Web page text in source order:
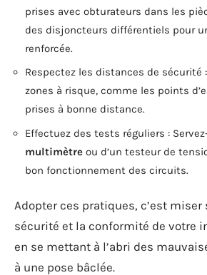
prises avec obturateurs dans les
des disjoncteurs différentiels pour
renforcée.
Respectez les distances de sécurité
zones à risque, comme les points
prises à bonne distance.
Effectuez des tests réguliers :
multimètre ou d’un testeur de
bon fonctionnement des circuits.
Adopter ces pratiques, c’est
sécurité et la conformité de votre
en se mettant à l’abri des
à une pose bâclée.